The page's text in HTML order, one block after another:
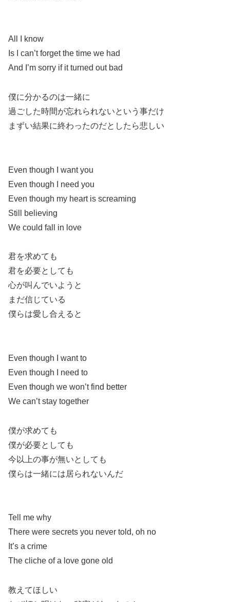
All I know
Is I can’t forget the time we had
And I’m sorry if it turned out bad
僕に分かるのは一緒に
過ごした時間が忘れられないという事だけ
まずい結果に終わったのだとしたら悲しい
Even though I want you
Even though I need you
Even though my heart is screaming
Still believing
We could fall in love
君を求めても
君を必要としても
心が叫んでいようと
まだ信じている
僕らは愛し合えると
Even though I want to
Even though I need to
Even though we won’t find better
We can’t stay together
僕が求めても
僕が必要としても
今以上の事が無いとしても
僕らは一緒には居られないんだ
Tell me why
There were secrets you never told, oh no
It’s a crime
The cliche of a love gone old
教えてほしい